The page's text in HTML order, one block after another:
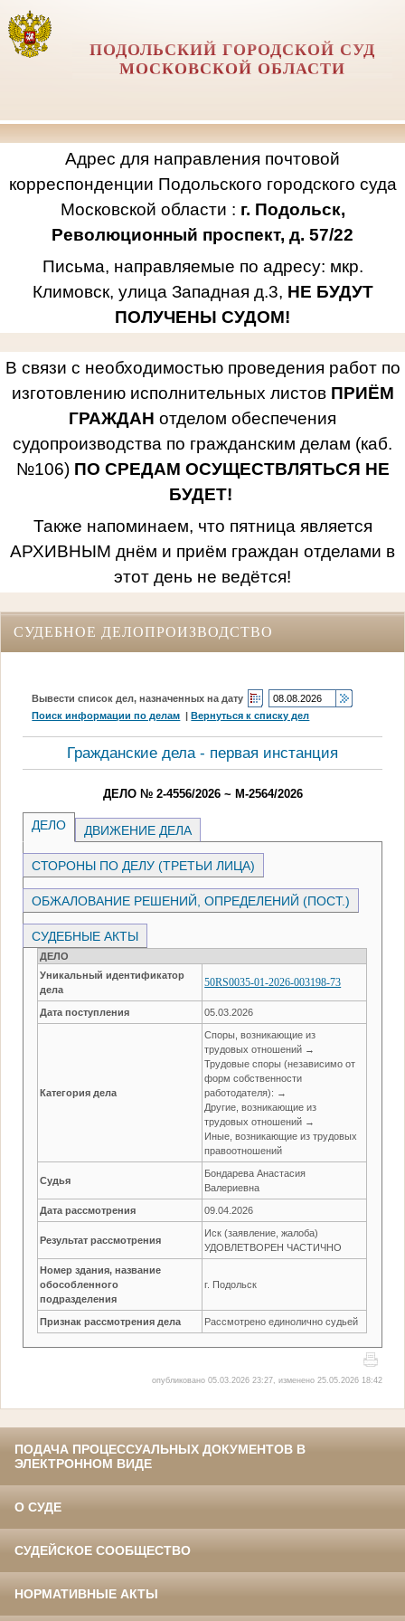
ПОДОЛЬСКИЙ ГОРОДСКОЙ СУД
МОСКОВСКОЙ ОБЛАСТИ
Адрес для направления почтовой
корреспонденции Подольского городского суда
Московской области : г. Подольск,
Революционный проспект, д. 57/22
Письма, направляемые по адресу: мкр.
Климовск, улица Западная д.3, НЕ БУДУТ
ПОЛУЧЕНЫ СУДОМ!
В связи с необходимостью проведения работ по
изготовлению исполнительных листов ПРИЁМ
ГРАЖДАН отделом обеспечения
судопроизводства по гражданским делам (каб.
№106) ПО СРЕДАМ ОСУЩЕСТВЛЯТЬСЯ НЕ
БУДЕТ!
Также напоминаем, что пятница является
АРХИВНЫМ днём и приём граждан отделами в
этот день не ведётся!
СУДЕБНОЕ ДЕЛОПРОИЗВОДСТВО
Вывести список дел, назначенных на дату
Поиск информации по делам |Вернуться к списку дел
Гражданские дела - первая инстанция
ДЕЛО № 2-4556/2026 ~ М-2564/2026
ДЕЛО ДВИЖЕНИЕ ДЕЛА
СТОРОНЫ ПО ДЕЛУ (ТРЕТЬИ ЛИЦА)
ОБЖАЛОВАНИЕ РЕШЕНИЙ, ОПРЕДЕЛЕНИЙ (ПОСТ.)
СУДЕБНЫЕ АКТЫ
ДЕЛО
Уникальный идентификатор
дела
50RS0035-01-2026-003198-73
Дата поступления 05.03.2026
Категория дела
Споры, возникающие из
трудовых отношений →
Трудовые споры (независимо от
форм собственности
работодателя): →
Другие, возникающие из
трудовых отношений →
Иные, возникающие из трудовых
правоотношений
Судья
Бондарева Анастасия
Валериевна
Дата рассмотрения 09.04.2026
Результат рассмотрения
Иск (заявление, жалоба)
УДОВЛЕТВОРЕН ЧАСТИЧНО
Номер здания, название
обособленного
подразделения
г. Подольск
Признак рассмотрения дела Рассмотрено единолично судьей
опубликовано 05.03.2026 23:27, изменено 25.05.2026 18:42
ПОДАЧА ПРОЦЕССУАЛЬНЫХ ДОКУМЕНТОВ В
ЭЛЕКТРОННОМ ВИДЕ
О СУДЕ
СУДЕЙСКОЕ СООБЩЕСТВО
НОРМАТИВНЫЕ АКТЫ